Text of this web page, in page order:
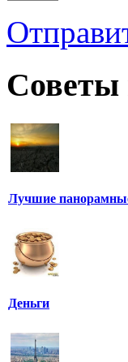
Советы
Лучшие
Деньги